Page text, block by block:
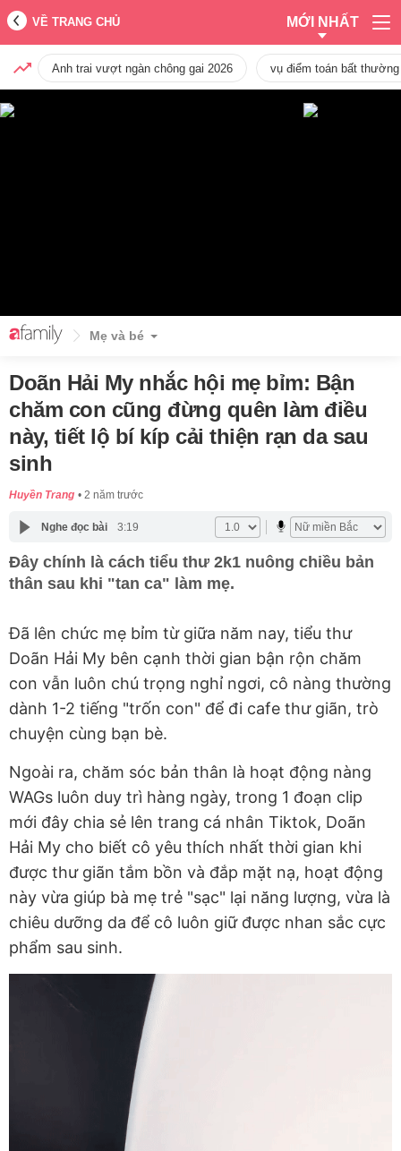
VỀ TRANG CHỦ MỚI NHẤT
Anh trai vượt ngàn chông gai 2026 vụ điểm toán bất
Mẹ và bé
Doãn Hải My nhắc hội mẹ bỉm: Bận
chăm con cũng đừng quên làm điều
này, tiết lộ bí kíp cải thiện rạn da sau
sinh
Huyền Trang 2 năm trước
Nghe đọc bài 3:19
Đây chính là cách tiểu thư 2k1 nuông chiều bản
thân sau khi "tan ca" làm mẹ.
Đã lên chức mẹ bỉm từ giữa năm nay, tiểu thư
Doãn Hải My bên cạnh thời gian bận rộn chăm
con vẫn luôn chú trọng nghỉ ngơi, cô nàng thường
dành 1-2 tiếng "trốn con" để đi cafe thư giãn, trò
chuyện cùng bạn bè.
Ngoài ra, chăm sóc bản thân là hoạt động nàng
WAGs luôn duy trì hàng ngày, trong 1 đoạn clip
mới đây chia sẻ lên trang cá nhân Tiktok, Doãn
Hải My cho biết cô yêu thích nhất thời gian khi
được thư giãn tắm bồn và đắp mặt nạ, hoạt động
này vừa giúp bà mẹ trẻ "sạc" lại năng lượng, vừa là
chiêu dưỡng da để cô luôn giữ được nhan sắc cực
phẩm sau sinh.